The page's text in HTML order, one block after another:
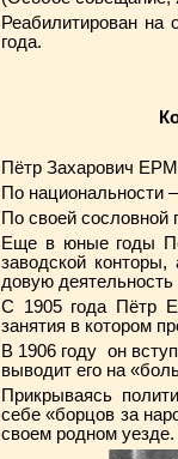
Реабилитирован на
года.
Пётр Захарович
По национальности
По своей сословной
Еще в юные годы
заводской
довую
С 1905 года Пётр
занятия в котором
В 1906 году он
выводит его на
Прикрываясь
себе «борцов за
своем родном уезде.